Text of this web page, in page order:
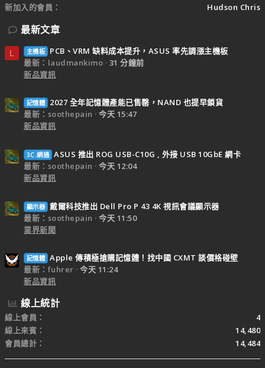
新加入的會員
Hudson Chris
最新文章
L 主機板
PCB、VRM 缺料成本提升，ASUS 率先調漲主機板
最新：laudmankimo
31 分鐘前
新品資訊
記憶體
2027 全年記憶體產能已售罄，NAND 也提早鎖貨
最新：soothepain
今天 15:47
新品資訊
3C.網通 ASUS 推出 ROG USB-C10G , 外接 USB 10GbE 網卡
最新：soothepain
今天 12:04
新品資訊
顯示器 戴爾科技推出 Dell Pro P 43 4K 視訊會議顯示器
最新：soothepain
今天 11:50
業界新聞
記憶體 Apple 傳積極搶購記憶體！找中國 CXMT 談價格碰壁
最新：fuhrer
今天 11:24
新品資訊
線上統計
線上會員
4
線上來賓
14,480
會員總計
14,484